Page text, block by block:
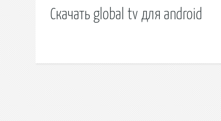
Скачать global tv для android